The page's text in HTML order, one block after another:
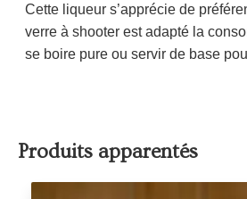
Cette liqueur s’apprécie de
verre à shooter est adapté la
se boire pure ou servir de base
Produits apparentés